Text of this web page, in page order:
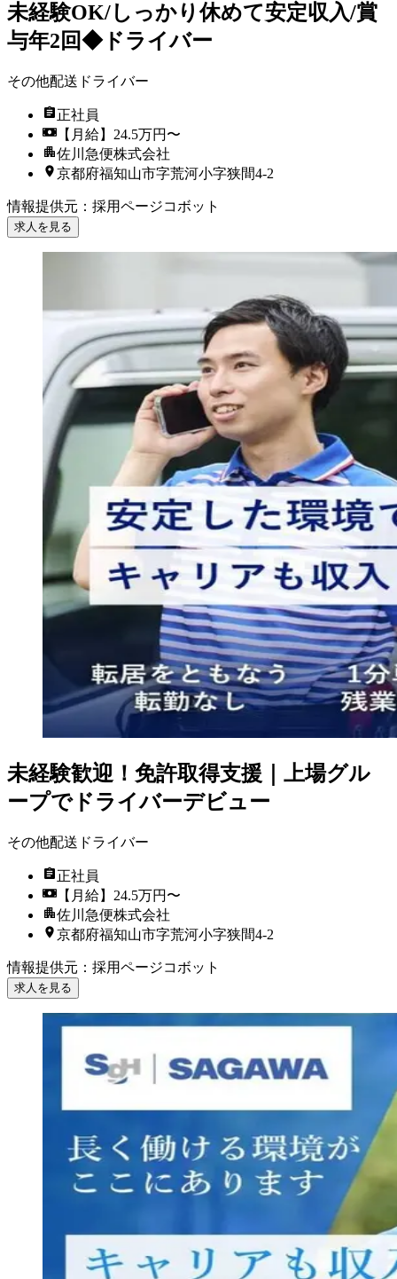
未経験OK/しっかり休めて安定収入/賞
与年2回◆ドライバー
その他配送ドライバー
正社員
【月給】24.5万円〜
佐川急便株式会社
京都府福知山市字荒河小字狭間4-2
情報提供元 ： 採用ページコボット
求人を見る
未経験歓迎！免許取得支援｜上場グル
ープでドライバーデビュー
その他配送ドライバー
正社員
【月給】24.5万円〜
佐川急便株式会社
京都府福知山市字荒河小字狭間4-2
情報提供元 ： 採用ページコボット
求人を見る